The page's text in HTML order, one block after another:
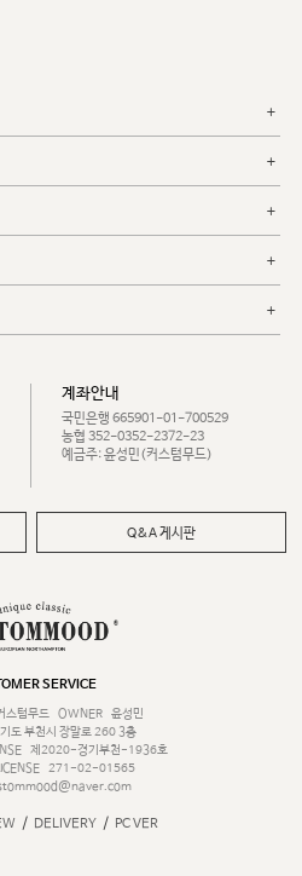
계좌안내
국민은행 665901-01-700529
농협 352-0352-2372-23
예금주: 윤성민(커스텀무드)
Q&A 게시판
SERVICE
스텀무드 OWNER
윤성민
도 부천시 장말로 260 3층
제2020-경기부천-1936호
271-02-01565
/ DELIVERY / PC VER